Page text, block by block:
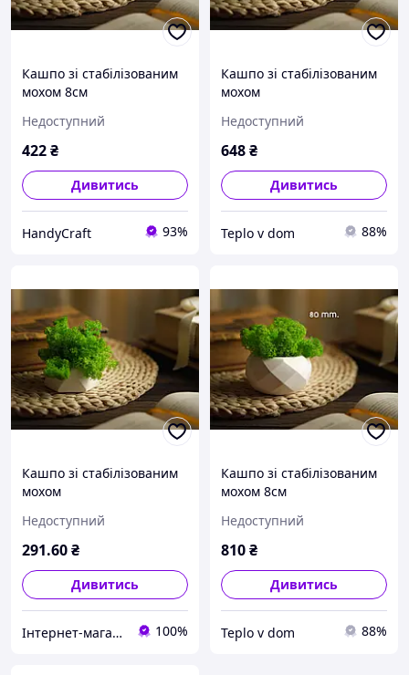
Кашпо зі стабілізованим
мохом 8см
Недоступний
422₴
Дивитись
HandyCraft 93%
Кашпо зі стабілізованим
мохом
Недоступний
648₴
Дивитись
Teplo v dom 88%
Кашпо зі стабілізованим
мохом
Недоступний
291.60₴
Дивитись
Інтернет-магазин ProFurnitura 100%
Кашпо зі стабілізованим
мохом 8см
Недоступний
810₴
Дивитись
Teplo v dom 88%